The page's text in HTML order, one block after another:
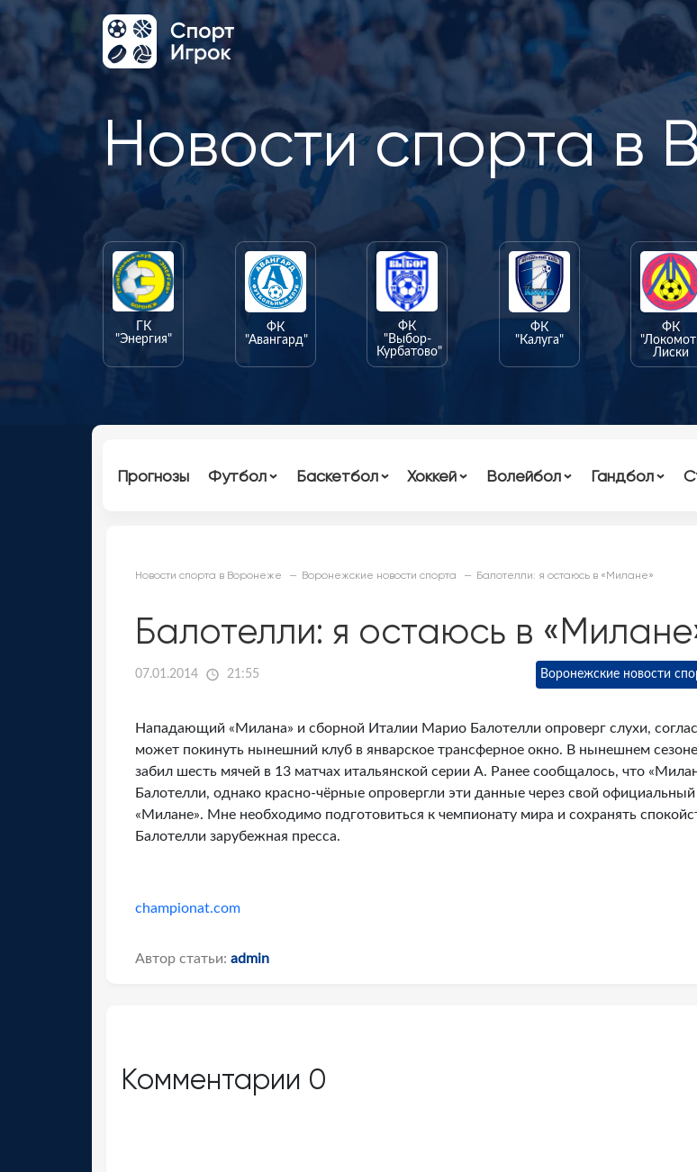
Новости спорта в
ГК
"Энергия"
ФК
"Авангард"
ФК
"Выбор-
Курбатово"
ФК
"Калуга"
ФК
Лиски
Прогнозы Футбол Баскетбол Хоккей Волейбол Гандбол
Новости спорта в Воронеже Воронежские новости спорта Балотелли: я остаюсь в «Милане»
Балотелли: я остаюсь в
07.01.2014 21:55 Воронежские новости
Нападающий «Милана» и сборной Италии Марио Балотелли опроверг слухи,
может покинуть нынешний клуб в январское трансферное окно. В нынешнем
забил шесть мячей в 13 матчах итальянской серии A. Ранее сообщалось, что
Балотелли, однако красно-чёрные опровергли эти данные через свой
«Милане». Мне необходимо подготовиться к чемпионату мира и сохранять
Балотелли зарубежная пресса.
championat.com
Автор статьи: admin
Комментарии 0